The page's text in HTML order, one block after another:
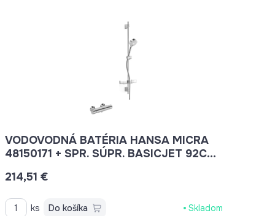
VODOVODNÁ BATÉRIA HANSA MICRA
48150171 + SPR. SÚPR. BASICJET 92CM,
214,51 €
ks Do košíka Skladom